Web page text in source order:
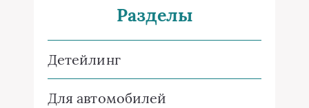
Разделы
Детейлинг
Для автомобилей